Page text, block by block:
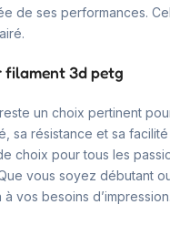
de ses performances.
filament 3d petg
un choix pertinent
sa résistance et sa facilité
choix pour tous les
vous soyez débutant
vos besoins d’impression.